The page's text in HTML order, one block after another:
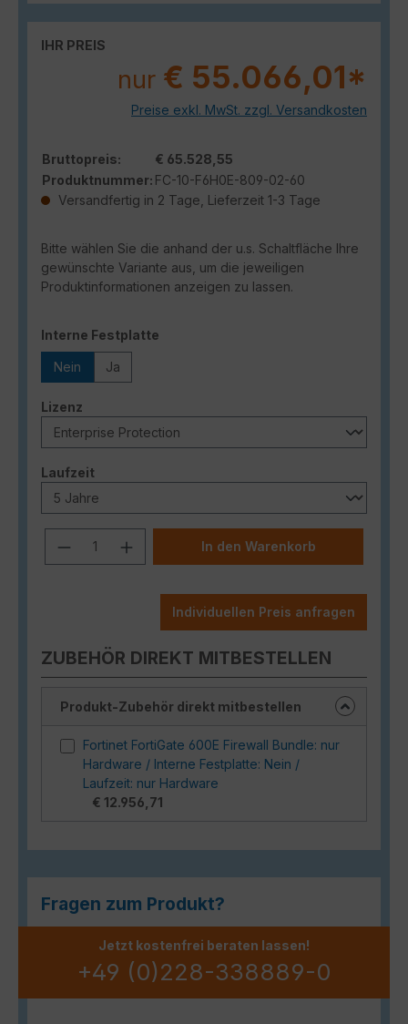
IHR PREIS
nur € 55.066,01*
Preise exkl. MwSt. zzgl. Versandkosten
Bruttopreis:
€ 65.528,55
Produktnummer: FC-10-F6H0E-809-02-60
Versandfertig in 2 Tage, Lieferzeit 1-3 Tage
Bitte wählen Sie die anhand der u.s. Schaltfläche Ihre
gewünschte Variante aus, um die jeweiligen
Produktinformationen anzeigen zu lassen.
Interne Festplatte
Nein Ja
Lizenz
Laufzeitauswählen
Produkt Anzahl: Gib den
In den Warenkorb
Individuellen Preis anfragen
ZUBEHÖR DIREKT MITBESTELLEN
Produkt-Zubehör direkt mitbestellen
Fortinet FortiGate 600E Firewall Bundle: nur
Hardware / Interne Festplatte: Nein /
Laufzeit: nur Hardware
€ 12.956,71
Fragen zum Produkt?
Jetzt kostenfrei beraten lassen!
+49 (0)228-338889-0